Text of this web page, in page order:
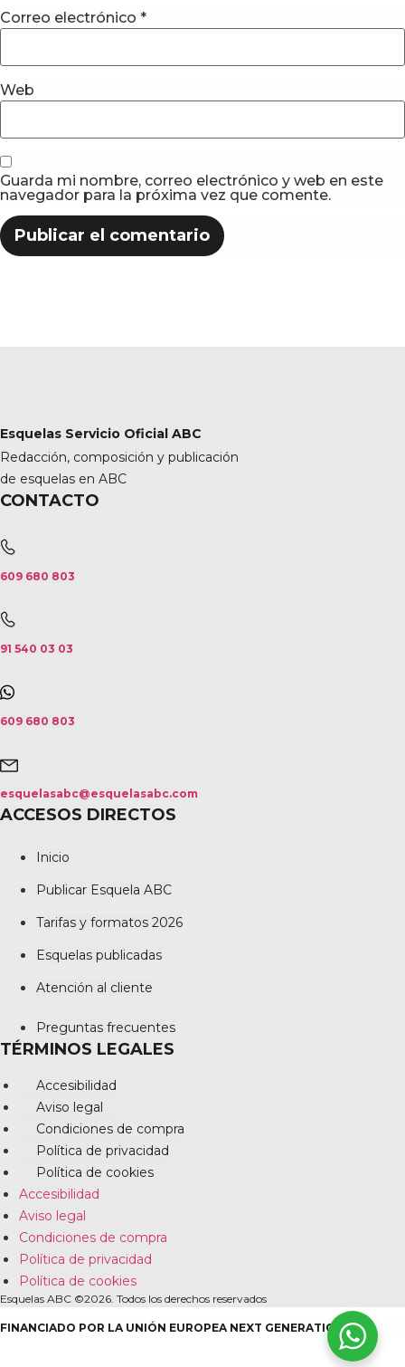
Correo electrónico *
Web
Guarda mi nombre, correo electrónico y web en este
navegador para la próxima vez que comente.
Esquelas Servicio Oficial ABC
Redacción, composición y publicación
de esquelas en ABC
CONTACTO
609 680 803
91 540 03 03
609 680 803
esquelasabc@esquelasabc.com
ACCESOS DIRECTOS
Inicio
Publicar Esquela ABC
Tarifas y formatos 2026
Esquelas publicadas
Atención al cliente
Preguntas frecuentes
TÉRMINOS LEGALES
Accesibilidad
Aviso legal
Condiciones de compra
Política de privacidad
Política de cookies
Accesibilidad
Aviso legal
Condiciones de compra
Política de privacidad
Política de cookies
Esquelas ABC ©2026. Todos los derechos reservados
FINANCIADO POR LA UNIÓN EUROPEA NEXT GENERATION EU